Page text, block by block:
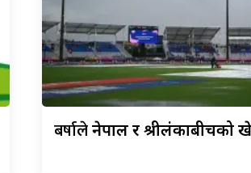
बर्षालेनेपाल र श्रीलंकाबीचको